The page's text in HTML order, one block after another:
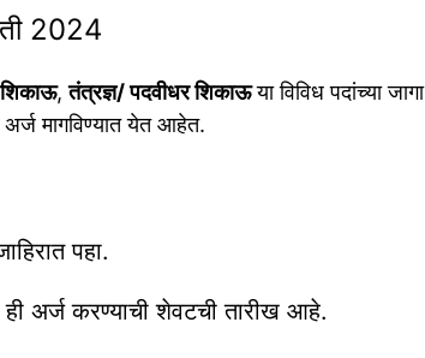
2024
,तंत्रज्ञ/ पदवीधर शिकाऊया विविध पदांच्या जागा
अर्ज मागविण्यात येत आहेत.
पहा.
अर्ज करण्याची शेवटची तारीख आहे.